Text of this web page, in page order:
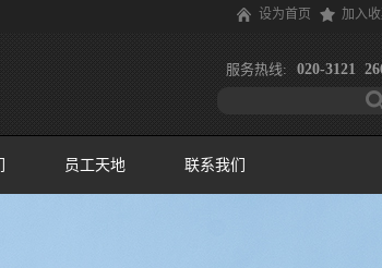
设为首页 加入
服务热线: 020-3121
员工天地 联系我们